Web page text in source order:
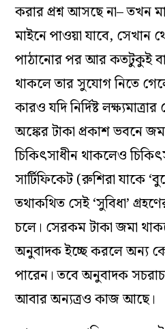
করার প্রশ্ন আসছে না– তখন
মাইনে পাওয়া যাবে, সেখান
পাঠানোর পর আর কতটুকুই বা
থাকলে তার সুযোগ নিতে
কারও যদি নির্দিষ্ট
অঙ্কের টাকা প্রকাশ ভবনে
চিকিৎসাধীন থাকলেও
সার্টিফিকেট (রুশিরা যাকে
তথাকথিত সেই ‘সুবিধা’
চলে। সেরকম টাকা জমা
অনুবাদক ইচ্ছে করলে অন‌্য
পারেন। তবে অনুবাদক
আবার অন‌্যত্রও কাজ আছে।